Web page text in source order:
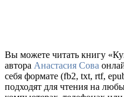
Вы можете читать книгу
автора Анастасия Сова
себя формате (fb2, txt, rtf,
подходят для чтения на